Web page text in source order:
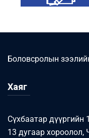
Боловсролын
Хаяг
Сүхбаатар дүүргийн
13 дугаар